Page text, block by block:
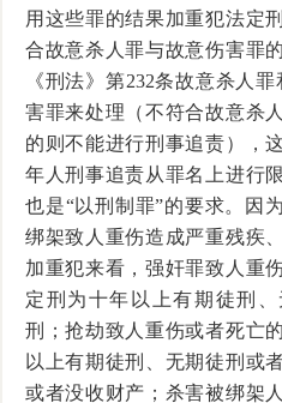
用这些罪的结果加重犯法定
合故意杀人罪与故意伤害罪
《刑法》第232条故意杀人
害罪来处理（不符合故意杀
的则不能进行刑事追责），
年人刑事追责从罪名上进行
也是“以刑制罪”的要求。因
绑架致人重伤造成严重残疾
加重犯来看，强奸罪致人重
定刑为十年以上有期徒刑
刑；抢劫致人重伤或者死亡
以上有期徒刑、无期徒刑或
或者没收财产；杀害被绑架